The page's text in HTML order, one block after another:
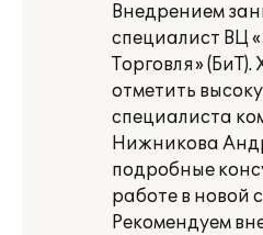
Внедрением
специалист ВЦ
Торговля» (БиТ).
отметить
специалиста
Нижникова
подробные
работе в новой
Рекомендуем